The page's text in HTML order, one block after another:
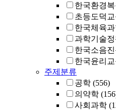
한국환경
초등도덕
한국체육과
과학기술정
한국소음
한국윤리
주제분류
공학 (556)
의약학
사회과학